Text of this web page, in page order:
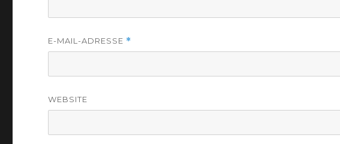
E-MAIL-ADRESSE *
WEBSITE